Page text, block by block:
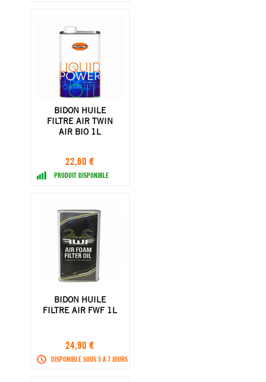
BIDON HUILE
FILTRE AIR TWIN
AIR BIO 1L
22,60 €
PRODUIT DISPONIBLE
BIDON HUILE
FILTRE AIR FWF 1L
24,90 €
DISPONIBLE SOUS 5 A 7 JOURS